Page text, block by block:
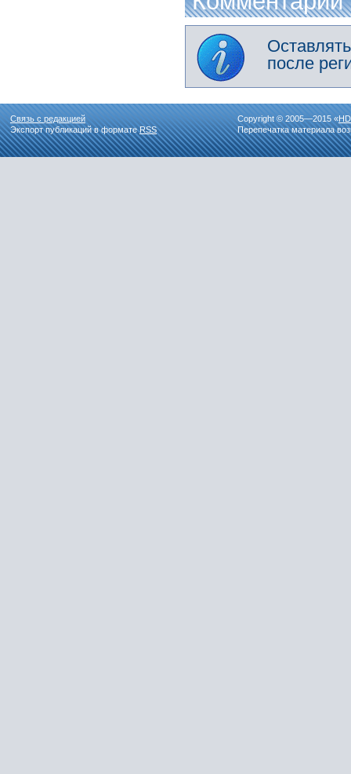
после
Связь с редакцией
Экспорт публикаций в форматеRSS
Copyright © 2005—2015 «
Перепечатка материала